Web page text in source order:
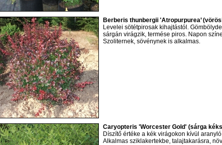
Berberis thunbergii 'Atropurpurea’
Levelei sötétpirosak kihajtástól.
sárgán virágzik, termése piros. Napon
Szoliternek, sövénynek is alkalmas.
Caryopteris 'Worcester Gold' (sárga
Díszítő értéke a kék virágokon kívül
Alkalmas sziklakertekbe, talajtakarásra,